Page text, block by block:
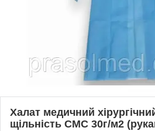
Халат медичний
щільність СМС 30г/м2